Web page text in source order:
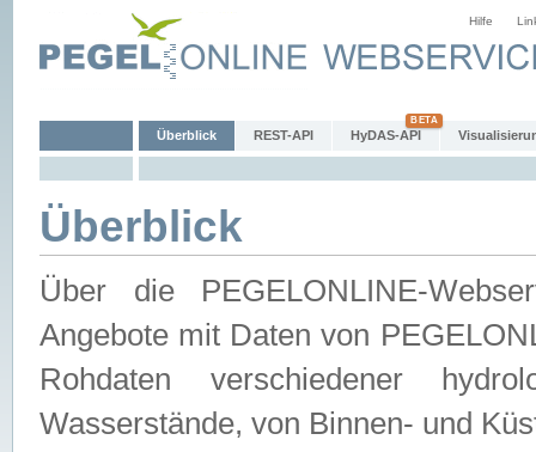
Hilfe
Überblick REST-API HyDAS-API
Überblick
Über die PEGELONLINE-
Angebote mit Daten von
Rohdaten verschiedener
Wasserstände, von Binnen- und